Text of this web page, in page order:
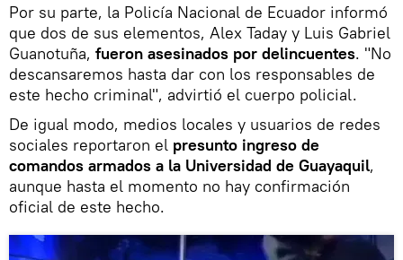
Por su parte, la Policía Nacional de Ecuador informó
que dos de sus elementos, Alex Taday y Luis Gabriel
Guanotuña, fueron asesinados por delincuentes. "No
descansaremos hasta dar con los responsables de
este hecho criminal", advirtió el cuerpo policial.
De igual modo, medios locales y usuarios de redes
sociales reportaron el presunto ingreso de
comandos armados a la Universidad de Guayaquil,
aunque hasta el momento no hay confirmación
oficial de este hecho.